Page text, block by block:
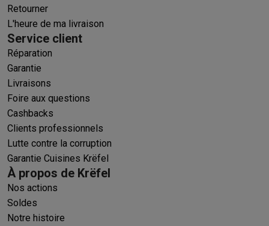
Retourner
L'heure de ma livraison
Service client
Réparation
Garantie
Livraisons
Foire aux questions
Cashbacks
Clients professionnels
Lutte contre la corruption
Garantie Cuisines Krëfel
À propos de Krëfel
Nos actions
Soldes
Notre histoire